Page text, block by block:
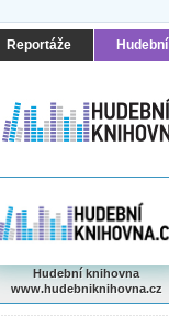
Reportáže
Hudební knihovna
www.hudebniknihovna.cz